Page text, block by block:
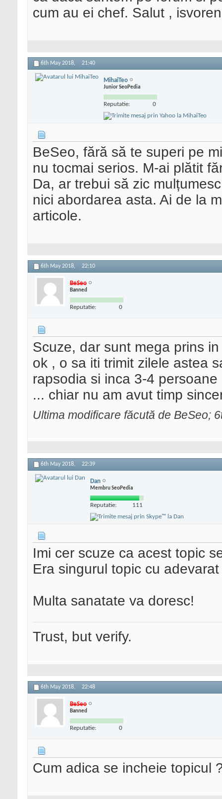
cum au ei chef. Salut ,
6th May 2018, 21:40
MihaiTeo
Junior SeoPedia
Reputatie: 0
BeSeo, fără să te superi pe
nu tocmai serios. M-ai plătit
Da, ar trebui să zic
nici abordarea asta. Ai de la
articole.
6th May 2018, 22:10
BeSeo
Banned
Reputatie: 0
Scuze, dar sunt mega prins
ok , o sa iti trimit zilele astea
rapsodia si inca 3-4
... chiar nu am avut timp
Ultima modificare făcută de BeSeo;
6th May 2018, 22:39
Dan
Membru SeoPedia
Reputatie: 111
Imi cer scuze ca acest topic
Era singurul topic cu
Multa sanatate va doresc!
Trust, but verify.
6th May 2018, 22:48
BeSeo
Banned
Reputatie: 0
Cum adica se incheie topicul